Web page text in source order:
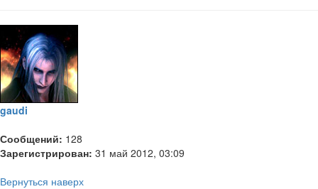
gaudi
Сообщений: 128
Зарегистрирован: 31 май 2012, 03:09
Вернуться наверх